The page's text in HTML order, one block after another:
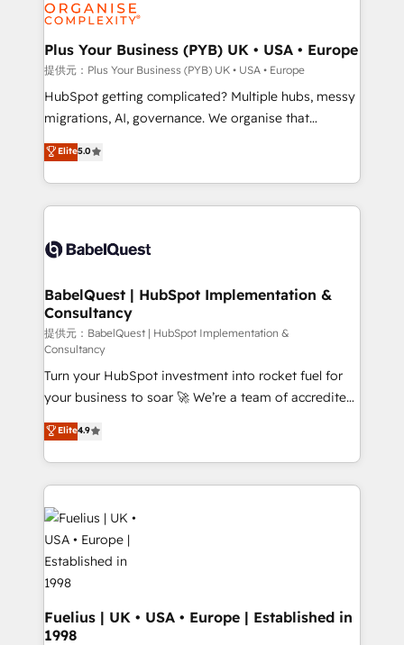
drive results.
industrial sectors. Offices in Johannesburg, Cape
Town, Dubai & London. 500+ HubSpot CRM
implementations delivered. AI visibility coverage
across ChatGPT, Claude, Perplexity, Gemini and
Google AI Overviews. HubSpot Impact Award -
Innovation HubSpot Impact Award - Platform
Migration Excellence HubSpot Impact Award -
accreditations with HubSpot.
Plus Your Business (PYB) UK • USA • Europe
提供元：Plus Your Business (PYB) UK • USA • Europe
HubSpot getting complicated? Multiple hubs, messy
migrations, AI, governance. We organise that
complexity, so your team can put HubSpot to work...
Welcome to our Profile! We help with: • CRM
implementation, reports, workflows, and team
training • CRM migration from Salesforce, Pipedrive,
custom API integrations with ERP (and other
operations A little about us: • Boutique 'Elite' team of
12 • 150+ clients across Sales Hub, Marketing Hub,
Service Hub, Data Hub and CMS • ISO/IEC
27001:2022, ISO 9001:2015, and ISO 42001:2023
certified - the AI management standard • GuardHub:
our AI governance framework, built on ISO 42001
Ready for the next step? Click the 👈 '𝗖𝗼𝗻𝘁𝗮𝗰𝘁
𝗯𝘂𝘀𝗶𝗻𝗲𝘀𝘀' button to get in touch (𝘸𝘦'𝘳𝘦 𝘴𝘶𝘱𝘦𝘳
𝘳𝘦𝘴𝘱𝘰𝘯𝘴𝘪𝘷𝘦)
Elite5.0
BabelQuest | HubSpot Implementation &
Consultancy
提供元：BabelQuest | HubSpot Implementation &
Consultancy
Turn your HubSpot investment into rocket fuel for
your business to soar 🚀 We’re a team of accredited
HubSpot experts ready to help you. We can
implement the platform into complex business
environments, optimise what you've got and make
sure you can actually use it, build your website in
HubSpot or create an inbound marketing strategy
for you and execute it on HubSpot. We are on the
G-Cloud 14 CCS (Crown Commercial Service)
framework, meaning we've been accredited by
HubSpot and vetted by the CCS, which means we
can support public sector companies as well the
other ones listed in our profile. Our services: -
Elite4.9
Fuelius | UK • USA • Europe | Established in
1998